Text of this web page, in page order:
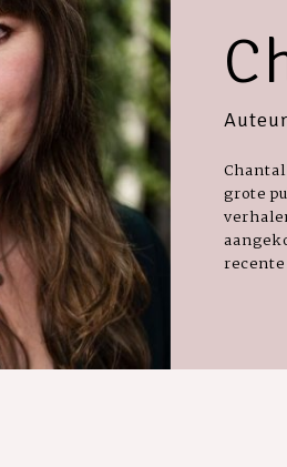
Auteur
grote